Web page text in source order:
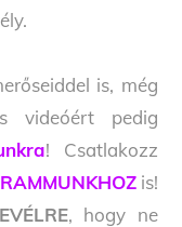
is, még
videóért pedig
! Csatlakozz
is!
, hogy ne